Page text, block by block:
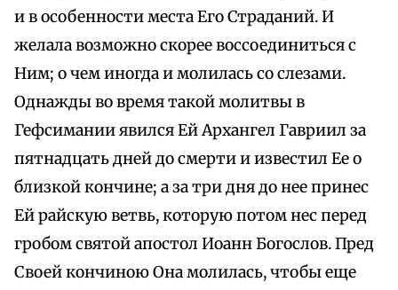
и в особенности места Его Страданий. И
желала возможно скорее воссоединиться с
Ним; о чем иногда и молилась со слезами.
Однажды во время такой молитвы в
Гефсимании явился Ей Архангел Гавриил за
пятнадцать дней до смерти и известил Ее о
близкой кончине; а за три дня до нее принес
Ей райскую ветвь, которую потом нес перед
гробом святой апостол Иоанн Богослов. Пред
Своей кончиною Она молилась, чтобы еще